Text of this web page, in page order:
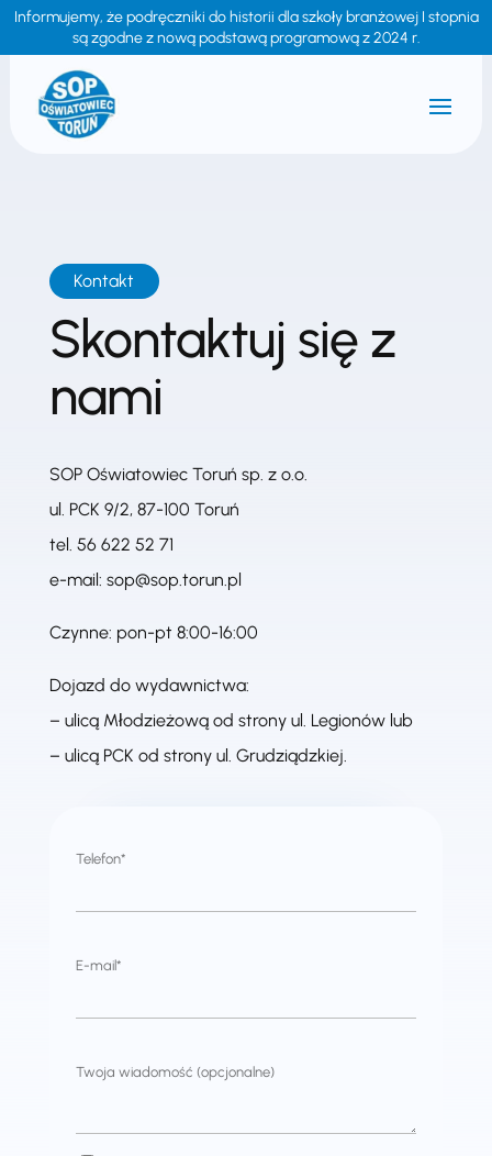
Informujemy, że podręczniki do historii dla szkoły branżowej I stopnia
są zgodne z nową podstawą programową z 2024 r.
Kontakt
Skontaktuj się z
nami
SOP Oświatowiec Toruń sp. z o.o.
ul. PCK 9/2, 87-100 Toruń
tel. 56 622 52 71
e-mail: sop@sop.torun.pl
Czynne: pon-pt 8:00-16:00
Dojazd do wydawnictwa:
– ulicą Młodzieżową od strony ul. Legionów lub
– ulicą PCK od strony ul. Grudziądzkiej.
Telefon*
E-mail*
Twoja wiadomość (opcjonalne)